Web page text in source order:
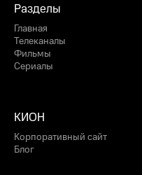
Разделы
Главная
Телеканалы
Фильмы
Сериалы
КИОН
Корпоративный сайт
Блог